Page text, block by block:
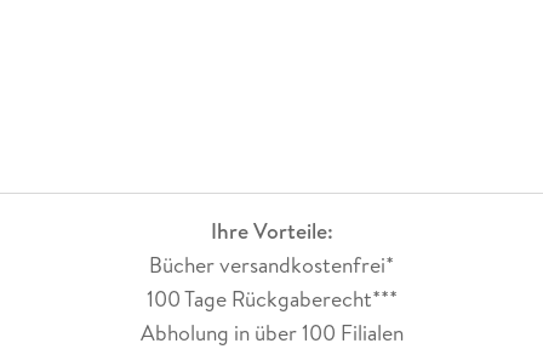
Ihre Vorteile:
Bücher versandkostenfrei*
100 Tage Rückgaberecht***
Abholung in über 100 Filialen